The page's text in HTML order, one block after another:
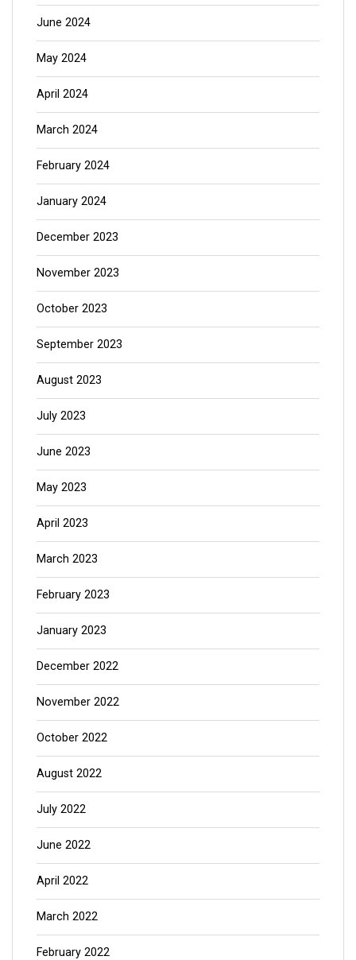
June 2024
May 2024
April 2024
March 2024
February 2024
January 2024
December 2023
November 2023
October 2023
September 2023
August 2023
July 2023
June 2023
May 2023
April 2023
March 2023
February 2023
January 2023
December 2022
November 2022
October 2022
August 2022
July 2022
June 2022
April 2022
March 2022
February 2022